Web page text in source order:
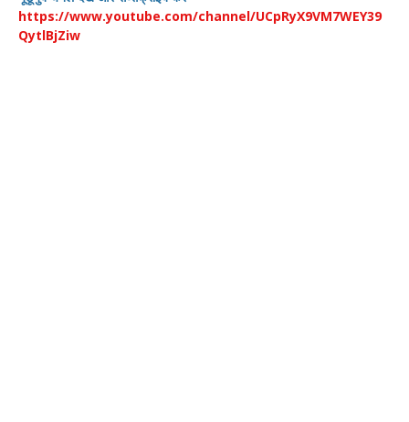
https://www.youtube.com/channel/UCpRyX9VM7WEY39
QytlBjZiw